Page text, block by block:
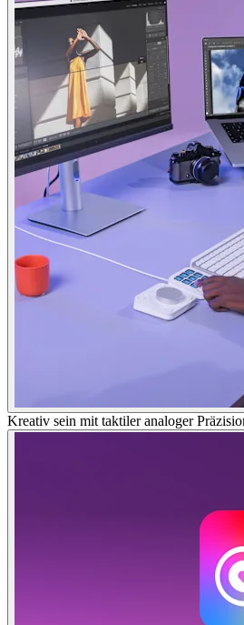
Kreativ sein mit taktiler analoger